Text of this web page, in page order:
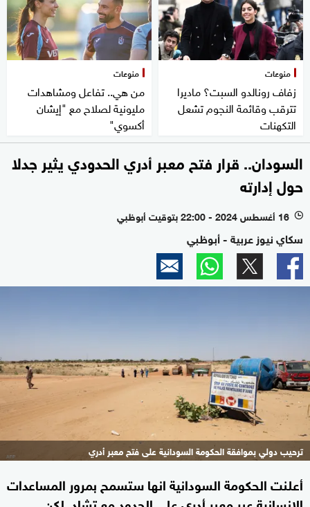
منوعات
زفاف رونالدو السبت؟ ماديرا
تترقب وقائمة النجوم تشعل
التكهنات
منوعات
من هي.. تفاعل ومشاهدات
مليونية لصلاح مع "إيشان
أكسوي"
السودان.. قرار فتح معبر أدري الحدودي يثير جدلا
حول إدارته
l 16 أغسطس 2024 - 22:00 بتوقيت أبوظبي
سكاي نيوز عربية - أبوظبي
ترحيب دولي بموافقة الحكومة السودانية على فتح معبر أدري
أعلنت الحكومة السودانية انها ستسمح بمرور المساعدات